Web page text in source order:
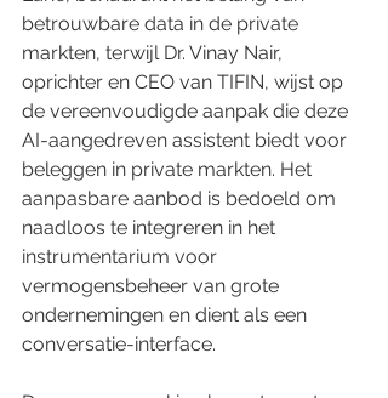
betrouwbare data in de private
markten, terwijl Dr. Vinay Nair,
oprichter en CEO van TIFIN, wijst op
de vereenvoudigde aanpak die deze
AI-aangedreven assistent biedt voor
beleggen in private markten. Het
aanpasbare aanbod is bedoeld om
naadloos te integreren in het
instrumentarium voor
vermogensbeheer van grote
ondernemingen en dient als een
conversatie-interface.